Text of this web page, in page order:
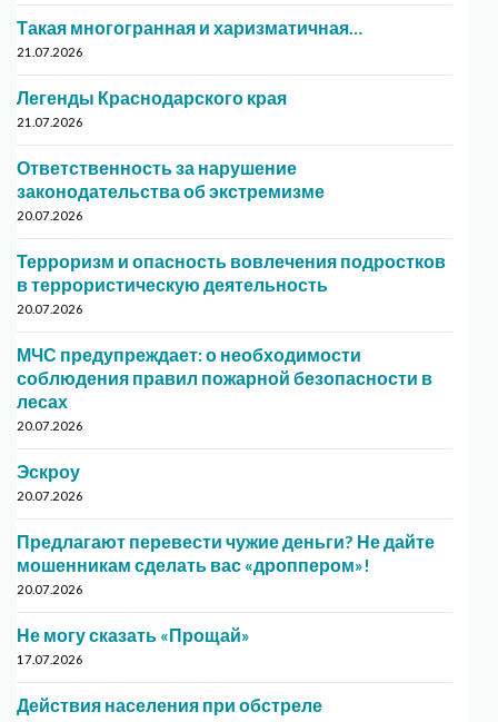
Такая многогранная и харизматичная…
21.07.2026
Легенды Краснодарского края
21.07.2026
Ответственность за нарушение
законодательства об экстремизме
20.07.2026
Терроризм и опасность вовлечения подростков
в террористическую деятельность
20.07.2026
МЧС предупреждает: о необходимости
соблюдения правил пожарной безопасности в
лесах
20.07.2026
Эскроу
20.07.2026
Предлагают перевести чужие деньги? Не дайте
мошенникам сделать вас «дроппером»!
20.07.2026
Не могу сказать «Прощай»
17.07.2026
Действия населения при обстреле